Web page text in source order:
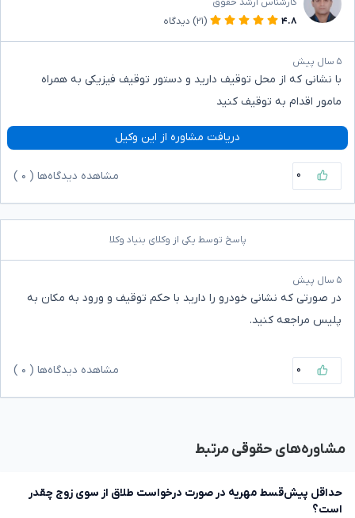
کارشناس ارشد حقوق
۴.۸
(۲۱) دیدگاه
۵ سال پیش
با نشانی که از محل توقیف دارید و دستور توقیف فیزیکی به همراه
مامور اقدام به توقیف کنید
دریافت مشاوره از این وکیل
۰ مشاهده دیدگاه‌ها ( ۰
پاسخ توسط یکی از وکلای بنیاد وکلا
۵ سال پیش
در صورتی که نشانی خودرو را دارید با حکم توقیف و ورود به مکان به
پلیس مراجعه کنید.
۰ مشاهده دیدگاه‌ها ( ۰
مشاوره‌های حقوقی مرتبط
حداقل پیش‌قسط مهریه در صورت درخواست طلاق از سوی زوج چقدر
است؟